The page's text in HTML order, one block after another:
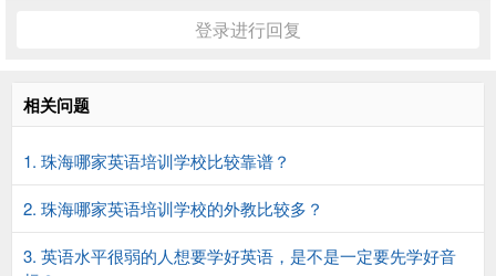
登录进行回复
相关问题
1. 珠海哪家英语培训学校比较靠谱？
2. 珠海哪家英语培训学校的外教比较多？
3. 英语水平很弱的人想要学好英语，是不是一定要先学好音